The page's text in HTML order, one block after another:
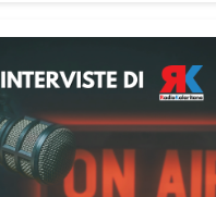
alle telefonate
di servizio